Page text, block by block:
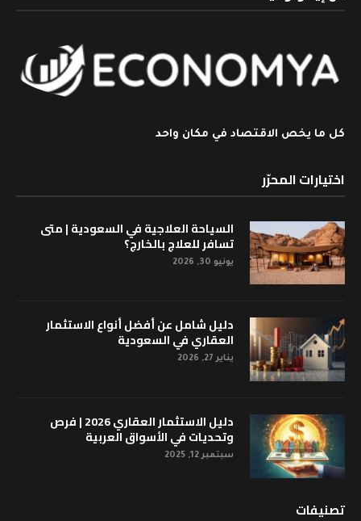
كل ما يخص الاقتصاد في مكان واحد
اختيارات المحرّر
السياحة العلاجية في السعودية | متى
تسافر للعلاج بالخارج؟
يونيو 30, 2026
دليل شامل عن أفضل أنواع الاستثمار
العقاري في السعودية
يناير 27, 2026
دليل الاستثمار العقاري 2026 | فرص
وتحديات في الأسواق العربية
سبتمبر 12, 2025
تصنيفات